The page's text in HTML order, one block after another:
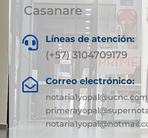
Casanare
 Líneas de atención:
(+57) 3104709179
 Correo electrónico: